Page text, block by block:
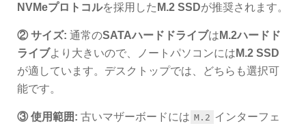
NVMeプロトコルを採用した M.2 SSDが推奨されます。
② サイズ: 通常のSATAハードドライブは M.2ハードド
ライブより大きいので、ノートパソコンには M.2 SSD
が適しています。デスクトップでは、どちらも選択可
能です。
③ 使用範囲: 古いマザーボードには M.2 インターフェ